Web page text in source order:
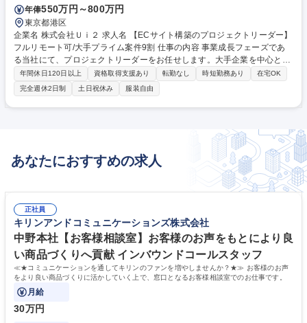
年俸550万円～800万円
東京都港区
企業名 株式会社Ｕｉ２ 求人名 【ECサイト構築のプロジェクトリーダー】
フルリモート可/大手プライム案件9割 仕事の内容 事業成長フェーズであ
る当社にて、プロジェクトリーダーをお任せします。大手企業を中心とし
た顧客のECサイト構築、追加開発、運用保守のリーディング業務を、開
発経験も活かしながら行っていただきます。 【具体的に】PMが提案・ヒ
アリングし受注した案件に対して、要件に基づいた設計や開発業務に携わ
っていきます。プロジェクトの進捗を補佐し、課題管理を行うことで、品
心です。元請として受注後、顧客と確認やすり合わせ、提案のために大手
企業とのやり取りを経験できる魅力的な職種です！ 【案件例】高級ブラン
ド「COACH」/スポーツブランド「ミズノ」等 募集職種 【ECサイト構築
のプロジェクトリーダー】フルリモート可/大手プライム案件9割
年間休日120日以上 資格取得支援あり 転勤なし 時短勤務あり
在宅OK
完全週休2日制
土日祝休み 服装自由
あなたにおすすめの求人
正社員
キリンアンドコミュニケーションズ株式会社
中野本社【お客様相談室】お客様のお声をもとにより良
い商品づくりへ貢献 インバウンドコールスタッフ
≪★コミュニケーションを通してキリンのファンを増やしませんか？★≫ お客様のお声
をより良い商品づくりに活かしていく上で、窓口となるお客様相談室でのお仕事です。
月給
30万円